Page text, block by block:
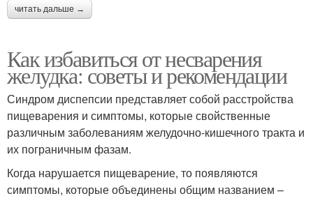
читать дальше →
Как избавиться от несварения
желудка: советы и рекомендации
Синдром диспепсии представляет собой расстройства
пищеварения и симптомы, которые свойственные
различным заболеваниям желудочно-кишечного тракта и
их пограничным фазам.
Когда нарушается пищеварение, то появляются
симптомы, которые объединены общим названием –